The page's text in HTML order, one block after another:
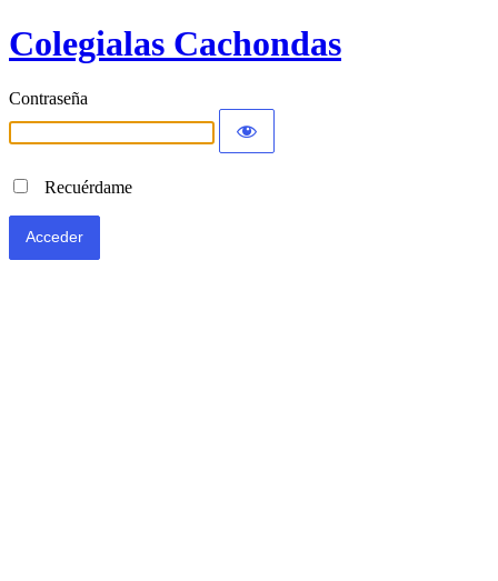
Colegialas Cachondas
Contraseña
Recuérdame